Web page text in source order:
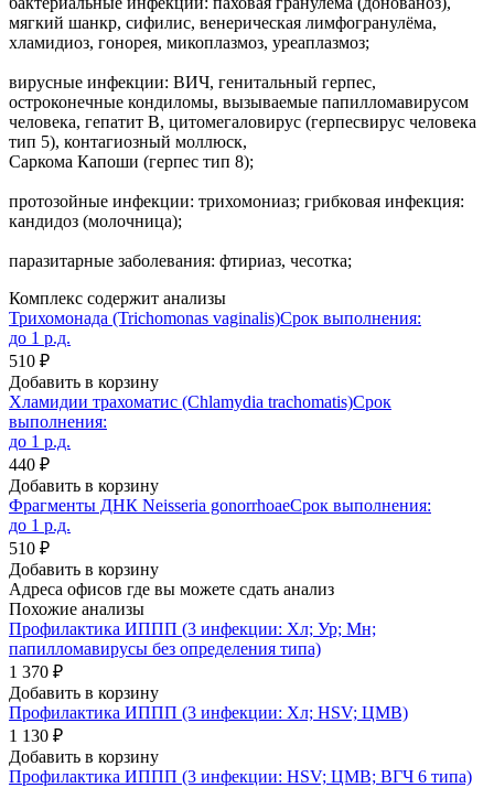
мягкий шанкр, сифилис, венерическая лимфогранулёма,
хламидиоз, гонорея, микоплазмоз, уреаплазмоз;
вирусные инфекции: ВИЧ, генитальный герпес,
остроконечные кондиломы, вызываемые папилломавирусом
человека, гепатит B, цитомегаловирус (герпесвирус человека
тип 5), контагиозный моллюск,
Саркома Капоши (герпес тип 8);
протозойные инфекции: трихомониаз; грибковая инфекция:
кандидоз (молочница);
паразитарные заболевания: фтириаз, чесотка;
Комплекс содержит анализы
Трихомонада (Trichomonas vaginalis)Срок выполнения:
до 1 р.д.
510 ₽
Добавить в корзину
Хламидии трахоматис (Chlamydia trachomatis)Срок
выполнения:
до 1 р.д.
440 ₽
Добавить в корзину
Фрагменты ДНК Neisseria gonorrhoaeСрок выполнения:
до 1 р.д.
510 ₽
Добавить в корзину
Адреса офисов где вы можете сдать анализ
Похожие анализы
Профилактика ИППП (3 инфекции: Хл; Ур; Мн;
папилломавирусы без определения типа)
1 370 ₽
Добавить в корзину
Профилактика ИППП (3 инфекции: Хл; HSV; ЦМВ)
1 130 ₽
Добавить в корзину
Профилактика ИППП (3 инфекции: HSV; ЦМВ; ВГЧ 6 типа)